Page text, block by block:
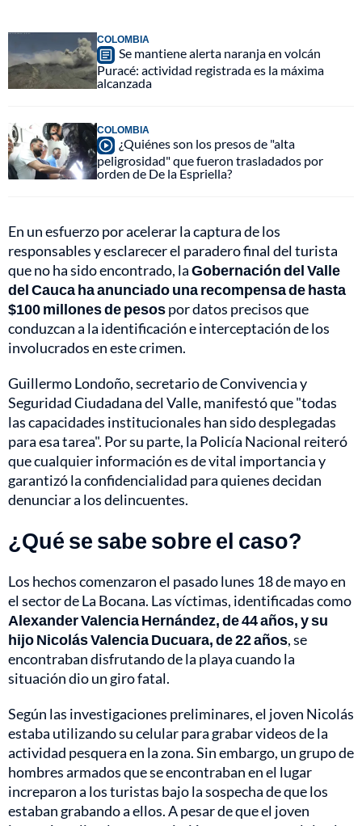
COLOMBIA
Se mantiene alerta naranja en volcán
Puracé: actividad registrada es la máxima
alcanzada
COLOMBIA
¿Quiénes son los presos de "alta
peligrosidad" que fueron trasladados por
orden de De la Espriella?
En un esfuerzo por acelerar la captura de los
responsables y esclarecer el paradero final del turista
que no ha sido encontrado, laGobernación del Valle
del Cauca ha anunciado una recompensa de hasta
$100 millones de pesospor datos precisos que
conduzcan a la identificación e interceptación de los
involucrados en este crimen.
Guillermo Londoño, secretario de Convivencia y
Seguridad Ciudadana del Valle, manifestó que "todas
las capacidades institucionales han sido desplegadas
para esa tarea". Por su parte, la Policía Nacional reiteró
que cualquier información es de vital importancia y
garantizó la confidencialidad para quienes decidan
denunciar a los delincuentes.
¿Qué se sabe sobre el caso?
Los hechos comenzaron el pasado lunes 18 de mayo en
el sector de La Bocana. Las víctimas, identificadas como
Alexander Valencia Hernández, de 44 años, y su
hijo Nicolás Valencia Ducuara, de 22 años, se
encontraban disfrutando de la playa cuando la
situación dio un giro fatal.
Según las investigaciones preliminares, el joven Nicolás
estaba utilizando su celular para grabar videos de la
actividad pesquera en la zona. Sin embargo, un grupo de
hombres armados que se encontraban en el lugar
increparon a los turistas bajo la sospecha de que los
estaban grabando a ellos. A pesar de que el joven